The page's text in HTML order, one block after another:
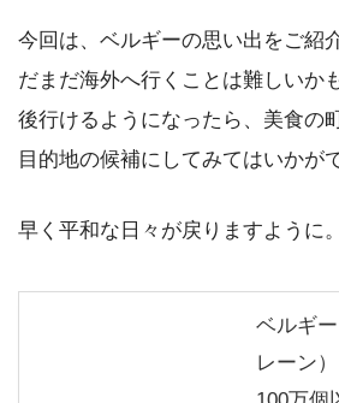
今回は、ベルギーの思い出をご紹
だまだ海外へ行くことは難しいか
後行けるようになったら、美食の
目的地の候補にしてみてはいかが
早く平和な日々が戻りますように。
ベルギ
レーン